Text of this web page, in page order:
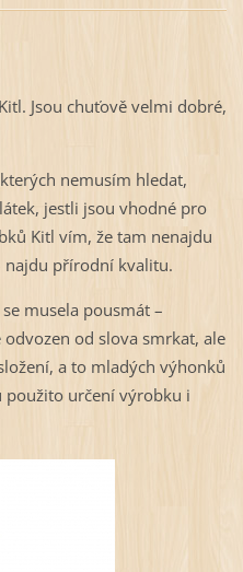
Jsou chuťově velmi dobré,
nemusím hledat,
jestli jsou vhodné pro
Kitl vím, že tam nenajdu
najdu přírodní kvalitu.
musela pousmát –
od slova smrkat, ale
a to mladých výhonků
použito určení výrobku i